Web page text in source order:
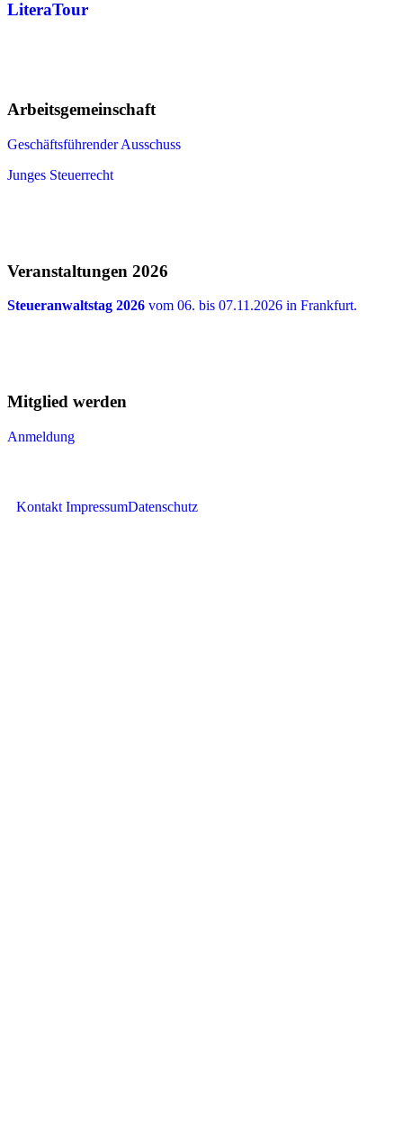
LiteraTour
Arbeitsgemeinschaft
Geschäftsführender Ausschuss
Junges Steuerrecht
Veranstaltungen 2026
Steueranwaltstag 2026 vom 06. bis 07.11.2026 in Frankfurt.
Mitglied werden
Anmeldung
Kontakt ImpressumDatenschutz